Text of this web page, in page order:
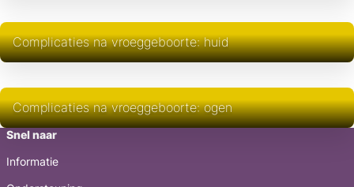
Complicaties na vroeggeboorte: huid
Complicaties na vroeggeboorte: ogen
Snel naar
Informatie